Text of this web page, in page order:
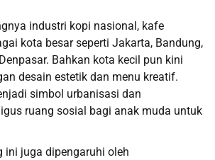
industri kopi nasional, kafe
kota besar seperti Jakarta, Bandung,
Bahkan kota kecil pun kini
desain estetik dan menu kreatif.
simbol urbanisasi dan
ruang sosial bagi anak muda untuk
ini juga dipengaruhi oleh